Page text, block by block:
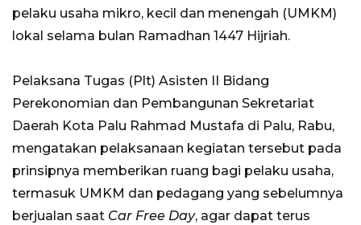
pelaku usaha mikro, kecil dan menengah (UMKM)
lokal selama bulan Ramadhan 1447 Hijriah.
Pelaksana Tugas (Plt) Asisten II Bidang
Perekonomian dan Pembangunan Sekretariat
Daerah Kota Palu Rahmad Mustafa di Palu, Rabu,
mengatakan pelaksanaan kegiatan tersebut pada
prinsipnya memberikan ruang bagi pelaku usaha,
termasuk UMKM dan pedagang yang sebelumnya
berjualan saat Car Free Day, agar dapat terus